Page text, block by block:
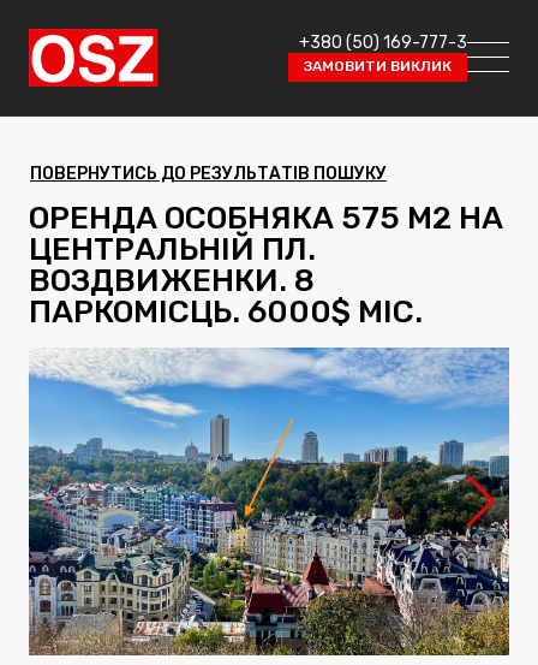
+380 (50) 169-777-3
ЗАМОВИТИ ВИКЛИК
ПОВЕРНУТИСЬ ДО РЕЗУЛЬТАТІВ ПОШУКУ
ОРЕНДА ОСОБНЯКА 575 М2 НА
ЦЕНТРАЛЬНІЙ ПЛ.
ВОЗДВИЖЕНКИ. 8
ПАРКОМІСЦЬ. 6000$ МІС.